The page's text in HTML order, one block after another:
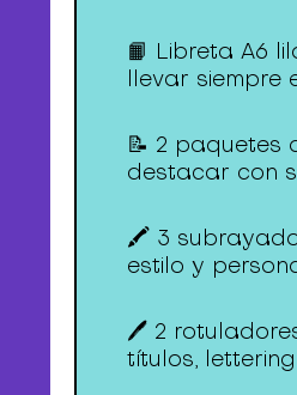
📙 Libreta A6
llevar siempre
📝 2 paquetes
destacar con
🖍️ 3
estilo y
🖊️ 2
títulos,